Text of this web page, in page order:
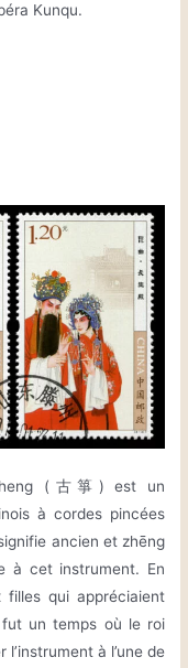
Kunqu.
(古箏) est un
à cordes pincées
ancien et zhēng
à cet instrument. En
qui appréciaient
un temps où le roi
à l’une de